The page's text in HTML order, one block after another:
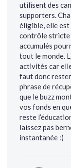
utilisent des
supporters.
éligible, elle est
contrôle stricte
accumulés
tout le monde.
activités car
faut donc
phrase de
que le buzz
vos fonds en
reste
laissez pas
instantanée :)